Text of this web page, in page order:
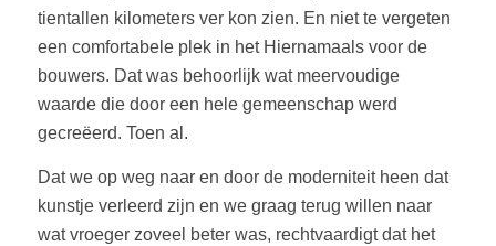
tientallen kilometers ver kon zien. En niet te vergeten
een comfortabele plek in het Hiernamaals voor de
bouwers. Dat was behoorlijk wat meervoudige
waarde die door een hele gemeenschap werd
gecreëerd. Toen al.
Dat we op weg naar en door de moderniteit heen dat
kunstje verleerd zijn en we graag terug willen naar
wat vroeger zoveel beter was, rechtvaardigt dat het